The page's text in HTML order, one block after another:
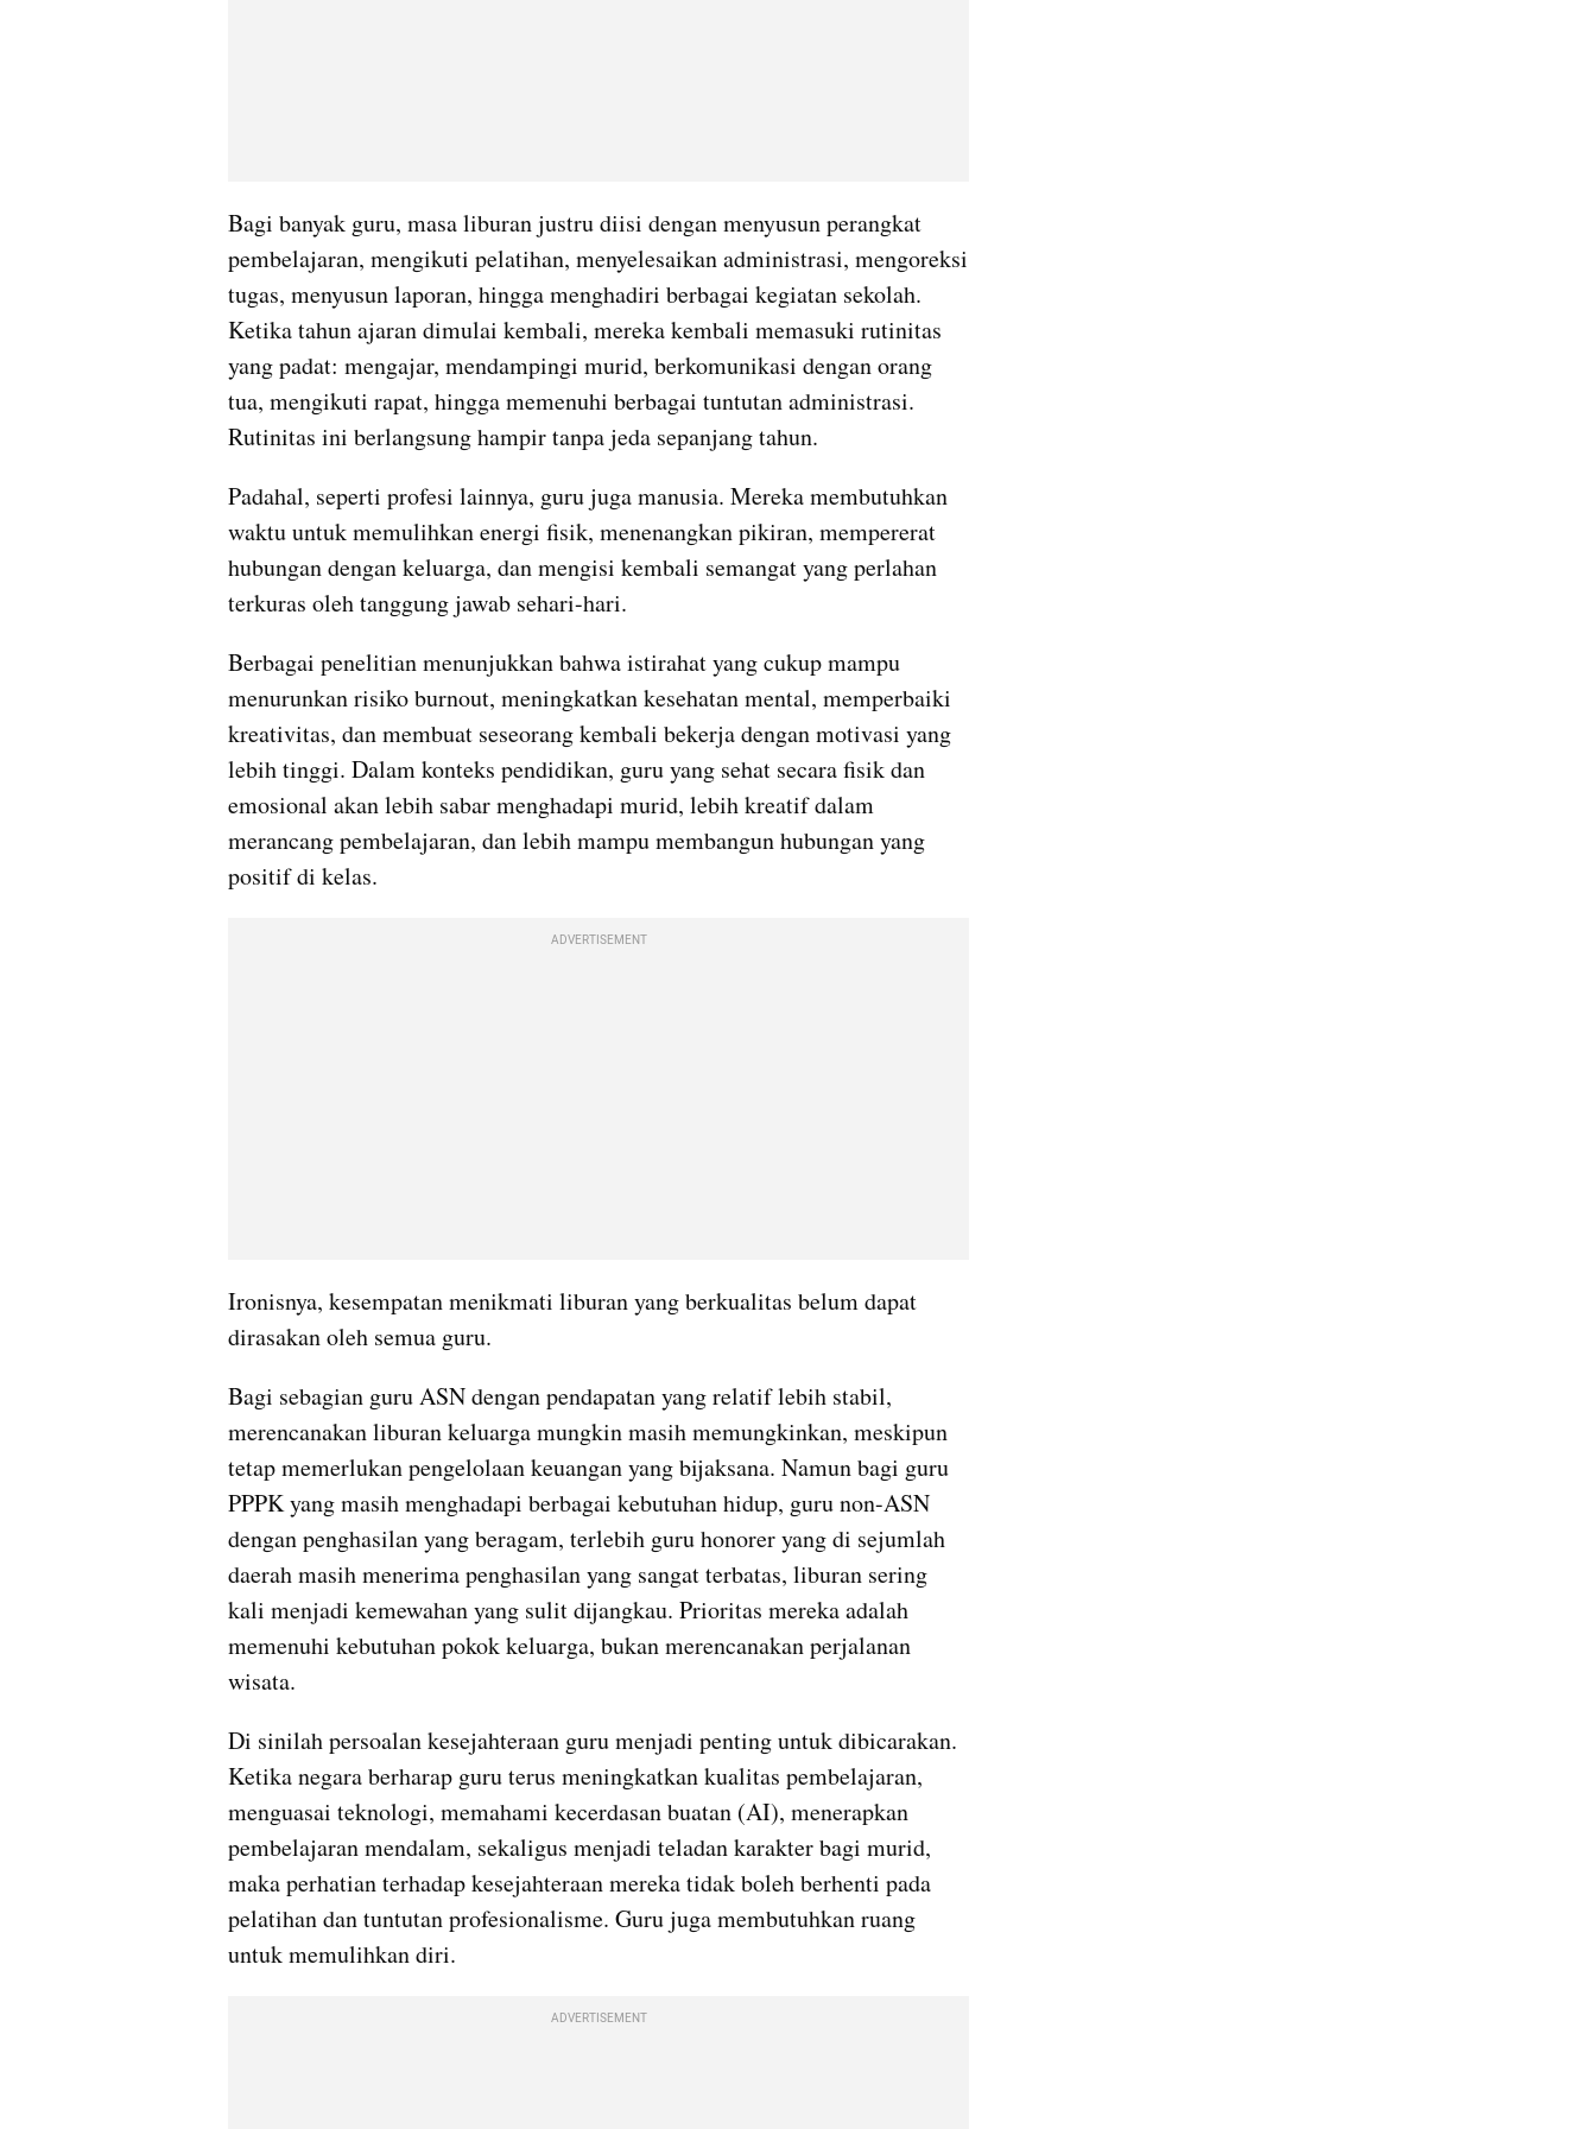
Bagi banyak guru, masa liburan justru diisi dengan menyusun perangkat
pembelajaran, mengikuti pelatihan, menyelesaikan administrasi, mengoreksi
tugas, menyusun laporan, hingga menghadiri berbagai kegiatan sekolah.
Ketika tahun ajaran dimulai kembali, mereka kembali memasuki rutinitas
yang padat: mengajar, mendampingi murid, berkomunikasi dengan orang
tua, mengikuti rapat, hingga memenuhi berbagai tuntutan administrasi.
Rutinitas ini berlangsung hampir tanpa jeda sepanjang tahun.
Padahal, seperti profesi lainnya, guru juga manusia. Mereka membutuhkan
waktu untuk memulihkan energi fisik, menenangkan pikiran, mempererat
hubungan dengan keluarga, dan mengisi kembali semangat yang perlahan
terkuras oleh tanggung jawab sehari-hari.
Berbagai penelitian menunjukkan bahwa istirahat yang cukup mampu
menurunkan risiko burnout, meningkatkan kesehatan mental, memperbaiki
kreativitas, dan membuat seseorang kembali bekerja dengan motivasi yang
lebih tinggi. Dalam konteks pendidikan, guru yang sehat secara fisik dan
emosional akan lebih sabar menghadapi murid, lebih kreatif dalam
merancang pembelajaran, dan lebih mampu membangun hubungan yang
positif di kelas.
ADVERTISEMENT
Ironisnya, kesempatan menikmati liburan yang berkualitas belum dapat
dirasakan oleh semua guru.
Bagi sebagian guru ASN dengan pendapatan yang relatif lebih stabil,
merencanakan liburan keluarga mungkin masih memungkinkan, meskipun
tetap memerlukan pengelolaan keuangan yang bijaksana. Namun bagi guru
PPPK yang masih menghadapi berbagai kebutuhan hidup, guru non-ASN
dengan penghasilan yang beragam, terlebih guru honorer yang di sejumlah
daerah masih menerima penghasilan yang sangat terbatas, liburan sering
kali menjadi kemewahan yang sulit dijangkau. Prioritas mereka adalah
memenuhi kebutuhan pokok keluarga, bukan merencanakan perjalanan
wisata.
Di sinilah persoalan kesejahteraan guru menjadi penting untuk dibicarakan.
Ketika negara berharap guru terus meningkatkan kualitas pembelajaran,
menguasai teknologi, memahami kecerdasan buatan (AI), menerapkan
pembelajaran mendalam, sekaligus menjadi teladan karakter bagi murid,
maka perhatian terhadap kesejahteraan mereka tidak boleh berhenti pada
pelatihan dan tuntutan profesionalisme. Guru juga membutuhkan ruang
untuk memulihkan diri.
ADVERTISEMENT